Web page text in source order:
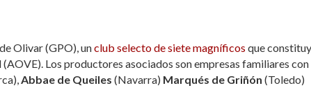
Olivar (GPO), unclub selecto de siete magníficos que
Los productores asociados son empresas familiares con
Abbae de Queiles (Navarra) Marqués de Griñón (Toledo)